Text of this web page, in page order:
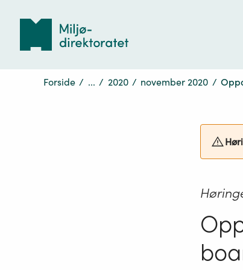
Forside / ... / 2020 / november 2020 /